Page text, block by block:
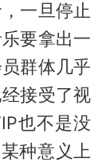
一旦停止
要拿出一
群体几乎
接受了视
也不是没
种意义上